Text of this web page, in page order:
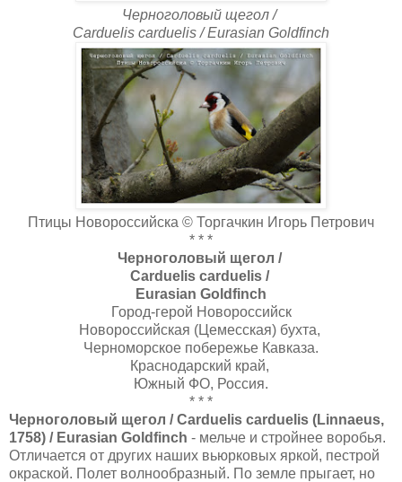
Черноголовый щегол /
Carduelis carduelis / Eurasian Goldfinch
Птицы Новороссийска © Торгачкин Игорь Петрович
* * *
Черноголовый щегол /
Carduelis carduelis /
Eurasian Goldfinch
Город-герой Новороссийск
Новороссийская (Цемесская) бухта,
Черноморское побережье Кавказа.
Краснодарский край,
Южный ФО, Россия.
* * *
Черноголовый щегол / Carduelis carduelis (Linnaeus,
1758) / Eurasian Goldfinch - мельче и стройнее воробья.
Отличается от других наших вьюрковых яркой, пестрой
окраской. Полет волнообразный. По земле прыгает, но